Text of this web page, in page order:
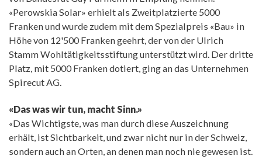
«Perowskia Solar» erhielt als Zweitplatzierte 5000
Franken und wurde zudem mit dem Spezialpreis «Bau» in
Höhe von 12'500 Franken geehrt, der von der Ulrich
Stamm Wohltätigkeitsstiftung unterstützt wird. Der dritte
Platz, mit 5000 Franken dotiert, ging an das Unternehmen
Spirecut AG.
«Das was wir tun, macht Sinn.»
«Das Wichtigste, was man durch diese Auszeichnung
erhält, ist Sichtbarkeit, und zwar nicht nur in der Schweiz,
sondern auch an Orten, an denen man noch nie gewesen ist.